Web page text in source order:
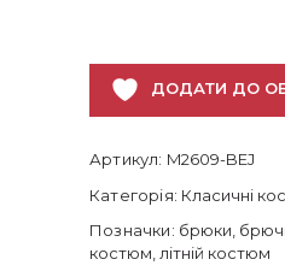
піджаком
Розміри
54
кількість
ДОДАТИ ДО
Артикул: M2609-BEJ
Категорія: Класичні
Позначки: брюки
костюм літній костюм